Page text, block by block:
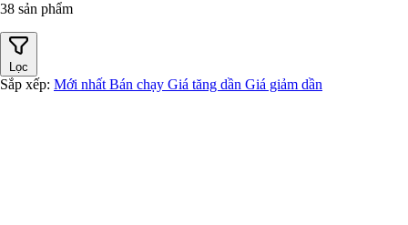
38 sản phẩm
Lọc
Sắp xếp: Mới nhất Bán chạy Giá tăng dần Giá giảm dần